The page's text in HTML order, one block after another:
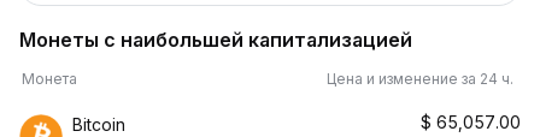
Монеты с наибольшей капитализацией
Монета Цена и изменение за 24 ч.
Bitcoin $ 65,057.00